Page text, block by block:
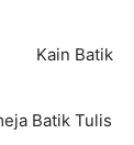
Kain Batik
Batik Tulis